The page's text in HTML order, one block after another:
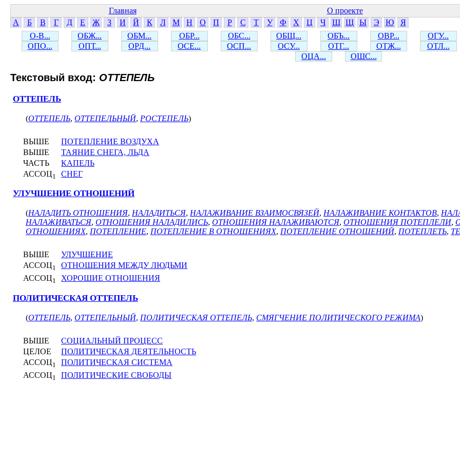
Главная О проекте
А
Б В Г Д Е Ж З И Й К Л М Н О П Р С Т У Ф Х Ц Ч Ш Щ Ы Э Ю
Я
О-В...
ОБЖ... ОБМ... ОБР... ОБС... ОБЩ... ОБЪ... ОВР... ОГУ...
ОПО...
ОПТ... ОРД... ОСЕ... ОСП... ОСУ... ОТГ... ОТЖ... ОТЛ...
ОЦА...
ОШС...
Текстовый вход: ОТТЕПЕЛЬ
ОТТЕПЕЛЬ
(ОТТЕПЕЛЬ, ОТТЕПЕЛЬНЫЙ, РОСТЕПЕЛЬ)
ВЫШЕ
ПОТЕПЛЕНИЕ ВОЗДУХА
ВЫШЕ
ТАЯНИЕ СНЕГА, ЛЬДА
ЧАСТЬ
КАПЕЛЬ
АССОЦ1 СНЕГ
УЛУЧШЕНИЕ ОТНОШЕНИЙ
(НАЛАДИТЬ ОТНОШЕНИЯ, НАЛАДИТЬСЯ, НАЛАЖИВАНИЕ ВЗАИМОСВЯЗЕЙ, НАЛАЖИВАНИЕ КОНТАКТОВ,
НАЛАЖИВАТЬСЯ, ОТНОШЕНИЯ НАЛАДИЛИСЬ, ОТНОШЕНИЯ НАЛАЖИВАЮТСЯ, ОТНОШЕНИЯ ПОТЕПЛЕЛИ,
ОТНОШЕНИЯХ, ПОТЕПЛЕНИЕ, ПОТЕПЛЕНИЕ В ОТНОШЕНИЯХ, ПОТЕПЛЕНИЕ ОТНОШЕНИЙ, ПОТЕПЛЕТЬ,
ВЫШЕ
УЛУЧШЕНИЕ
АССОЦ1
ОТНОШЕНИЯ МЕЖДУ ЛЮДЬМИ
АССОЦ1 ХОРОШИЕ ОТНОШЕНИЯ
ПОЛИТИЧЕСКАЯ ОТТЕПЕЛЬ
(ОТТЕПЕЛЬ, ОТТЕПЕЛЬНЫЙ, ПОЛИТИЧЕСКАЯ ОТТЕПЕЛЬ, СМЯГЧЕНИЕ ПОЛИТИЧЕСКОГО РЕЖИМА)
ВЫШЕ
СОЦИАЛЬНЫЙ ПРОЦЕСС
ЦЕЛОЕ
ПОЛИТИЧЕСКАЯ ДЕЯТЕЛЬНОСТЬ
АССОЦ1
ПОЛИТИЧЕСКАЯ СИСТЕМА
АССОЦ1 ПОЛИТИЧЕСКИЕ СВОБОДЫ